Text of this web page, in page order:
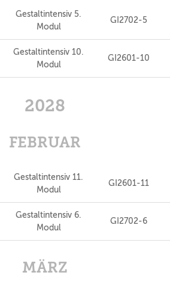
Gestaltintensiv 5.
Modul
GI2702-5
Gestaltintensiv 10.
Modul
GI2601-10
2028
FEBRUAR
Gestaltintensiv 11.
Modul
GI2601-11
Gestaltintensiv 6.
Modul
GI2702-6
MÄRZ